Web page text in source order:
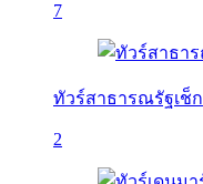
7
ทัวร์สาธารณรัฐเช็ก
2